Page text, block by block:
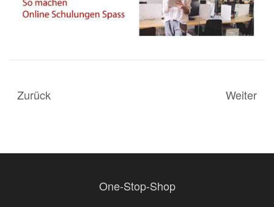
Zurück Weiter
One-Stop-Shop